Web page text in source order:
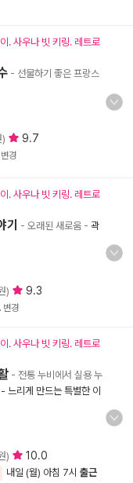
. 사우나 빗 키링. 레트로
- 선물하기 좋은 프랑스
9.7
변경
. 사우나 빗 키링. 레트로
기 - 오래된 새로움 - 곽
) 9.3
변경
. 사우나 빗 키링. 레트로
- 전통 누비에서 실용 누
느리게 만드는 특별한 이
) 10.0
내일 (월) 아침 7시 출근